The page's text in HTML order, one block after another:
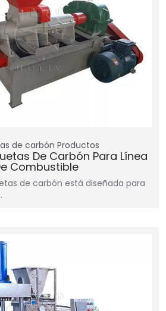
de carbón Productos
De Carbón Para Línea
Combustible
de carbón está diseñada para